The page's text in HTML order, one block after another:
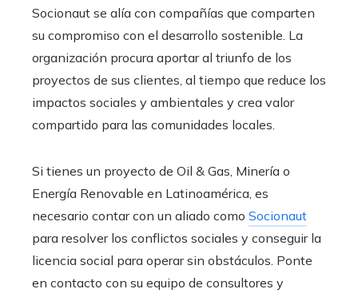
Socionaut se alía con compañías que comparten
su compromiso con el desarrollo sostenible . La
organización procura aportar al triunfo de los
proyectos de sus clientes, al tiempo que reduce los
impactos sociales y ambientales y crea valor
compartido para las comunidades locales.
Si tienes un proyecto de Oil & Gas, Minería o
Energía Renovable en Latinoamérica, es
necesario contar con un aliado como Socionaut
para resolver los conflictos sociales y conseguir la
licencia social para operar sin obstáculos. Ponte
en contacto con su equipo de consultores y